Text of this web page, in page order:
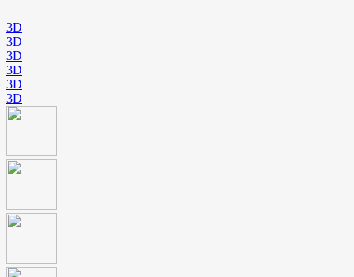
3D
3D
3D
3D
3D
3D